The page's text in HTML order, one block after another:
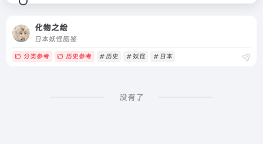
化物之绘
日本妖怪图鉴
分类参考 历史参考 # 历史 # 妖怪 # 日本
没有了